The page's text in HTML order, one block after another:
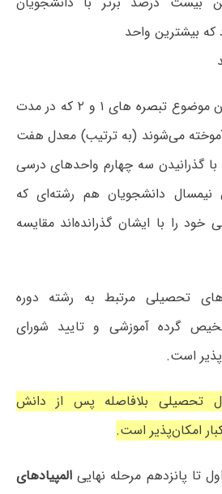
بیشترین واحد
برای دانشجویان موضوع تبصره های ۱ و ۲ که در مدت
می‌شوند (به ترتیب) معدل هفت
گذرانیدن سه چهارم واحدهای درسی
دانشجویان هم رشته‌ای که
را با ایشان گذرانده‌اند مقایسه
تحصیلی مرتبط به رشته دوره
گرده آموزشی و تایید شورای
است.
تحصیلی بلافاصله پس از دانش
امکان‌پذیر است.
تا پانزدهم مرحله نهاییالمپیادهای